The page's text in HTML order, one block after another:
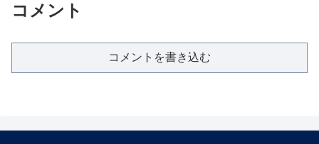
コメント
コメントを書き込む